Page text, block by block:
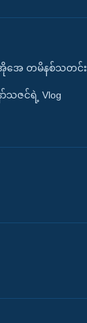
အေ တမိနစ်သတင်း
ာ်သဇင်ရဲ့ Vlog